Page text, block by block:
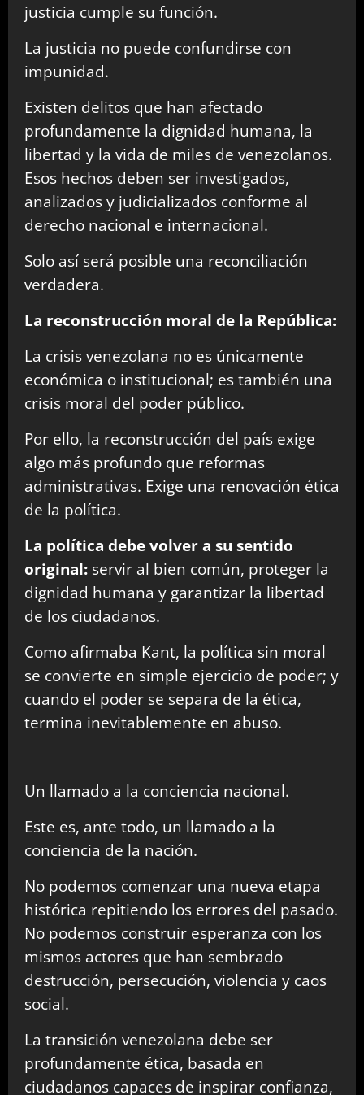
justicia cumple su función.
La justicia no puede confundirse con
impunidad.
Existen delitos que han afectado
profundamente la dignidad humana, la
libertad y la vida de miles de venezolanos.
Esos hechos deben ser investigados,
analizados y judicializados conforme al
derecho nacional e internacional.
Solo así será posible una reconciliación
verdadera.
La reconstrucción moral de la República:
La crisis venezolana no es únicamente
económica o institucional; es también una
crisis moral del poder público.
Por ello, la reconstrucción del país exige
algo más profundo que reformas
administrativas. Exige una renovación ética
de la política.
La política debe volver a su sentido
original: servir al bien común, proteger la
dignidad humana y garantizar la libertad
de los ciudadanos.
Como afirmaba Kant, la política sin moral
se convierte en simple ejercicio de poder; y
cuando el poder se separa de la ética,
termina inevitablemente en abuso.
Un llamado a la conciencia nacional.
Este es, ante todo, un llamado a la
conciencia de la nación.
No podemos comenzar una nueva etapa
histórica repitiendo los errores del pasado.
No podemos construir esperanza con los
mismos actores que han sembrado
destrucción, persecución, violencia y caos
social.
La transición venezolana debe ser
profundamente ética, basada en
ciudadanos capaces de inspirar confianza,